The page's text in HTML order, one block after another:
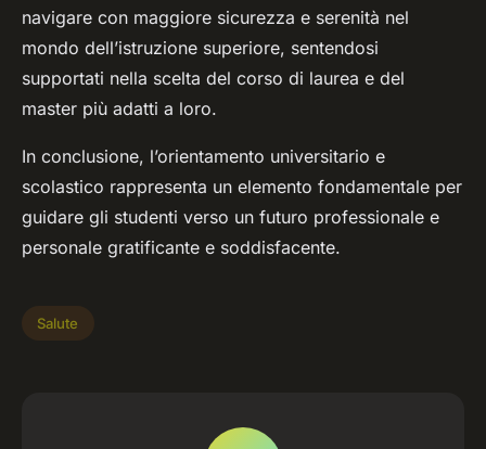
navigare con maggiore sicurezza e serenità nel
mondo dell’istruzione superiore, sentendosi
supportati nella scelta del corso di laurea e del
master più adatti a loro.
In conclusione, l’orientamento universitario e
scolastico rappresenta un elemento fondamentale per
guidare gli studenti verso un futuro professionale e
personale gratificante e soddisfacente.
Salute